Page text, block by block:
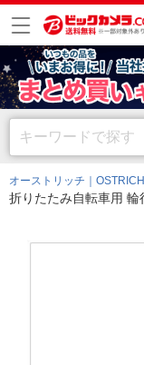
オーストリッチ｜OSTRICH
折りたたみ自転車用